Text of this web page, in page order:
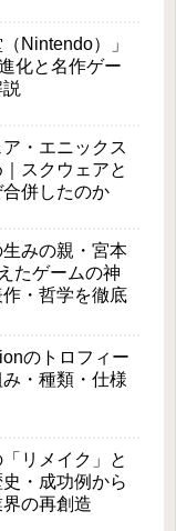
Nintendo）」
化と名作ゲー
ア・エニックス
スクウェアと
併したのか
生みの親・宮本
たゲームの神
・哲学を徹底
のトロフィー
・種類・仕様
「リメイク」と
・成功例から
の再創造